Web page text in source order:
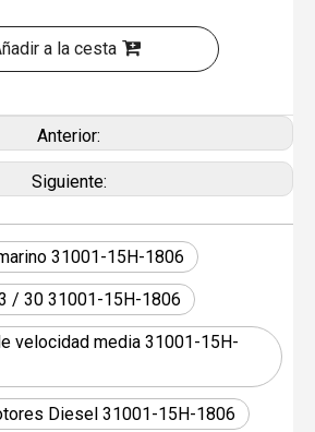
a la cesta
Anterior:
Siguiente:
31001-15H-1806
/ 30 31001-15H-1806
velocidad media 31001-15H-
Diesel 31001-15H-1806